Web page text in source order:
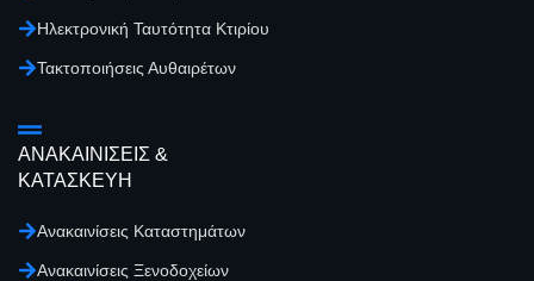
Ηλεκτρονική Ταυτότητα Κτιρίου
Τακτοποιήσεις Αυθαιρέτων
ΑΝΑΚΑΙΝΙΣΕΙΣ &
ΚΑΤΑΣΚΕΥΗ
Ανακαινίσεις Καταστημάτων
Ανακαινίσεις Ξενοδοχείων